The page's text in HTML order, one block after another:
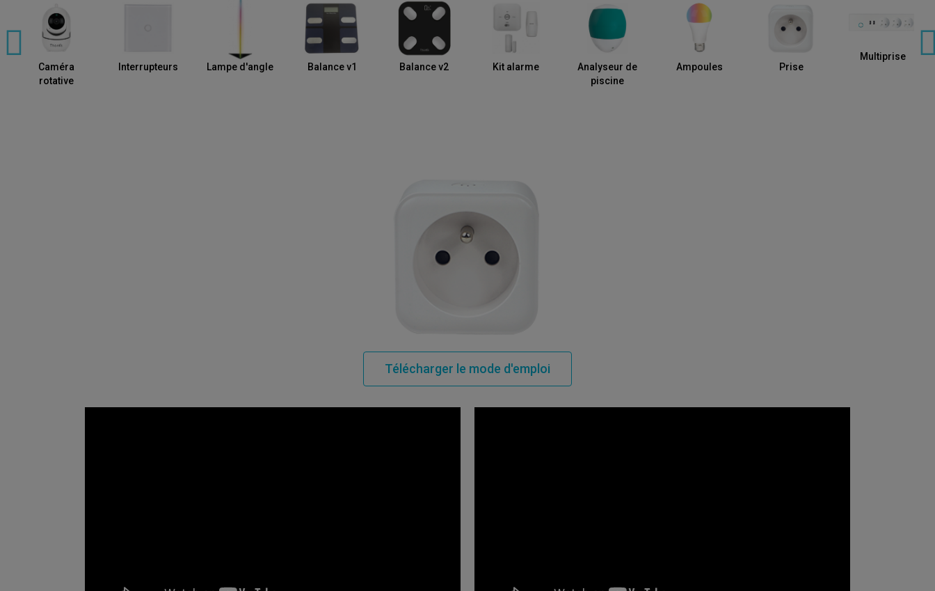
Caméra
rotative
Interrupteurs Lampe d'angle Balance v1 Balance v2 Kit alarme
Analyseur de
piscine
Ampoules Prise
Multiprise
Télécharger le mode d'emploi